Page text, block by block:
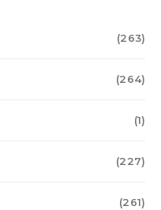
(263)
(264)
(1)
(227)
(261)